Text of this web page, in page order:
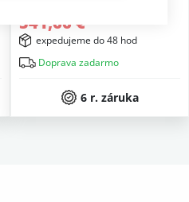
541,66 €
expedujeme do 48 hod
Doprava zadarmo
6 r. záruka